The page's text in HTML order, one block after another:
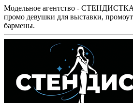
Модельное агентство -
промо девушки для выставки,
бармены.